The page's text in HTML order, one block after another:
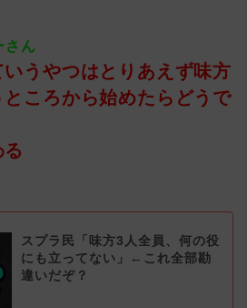
さん
うやつはとりあえず味方
ころから始めたらどうで
スプラ民「味方3人全員、何の役
にも立ってない」←これ全部勘
違いだぞ？